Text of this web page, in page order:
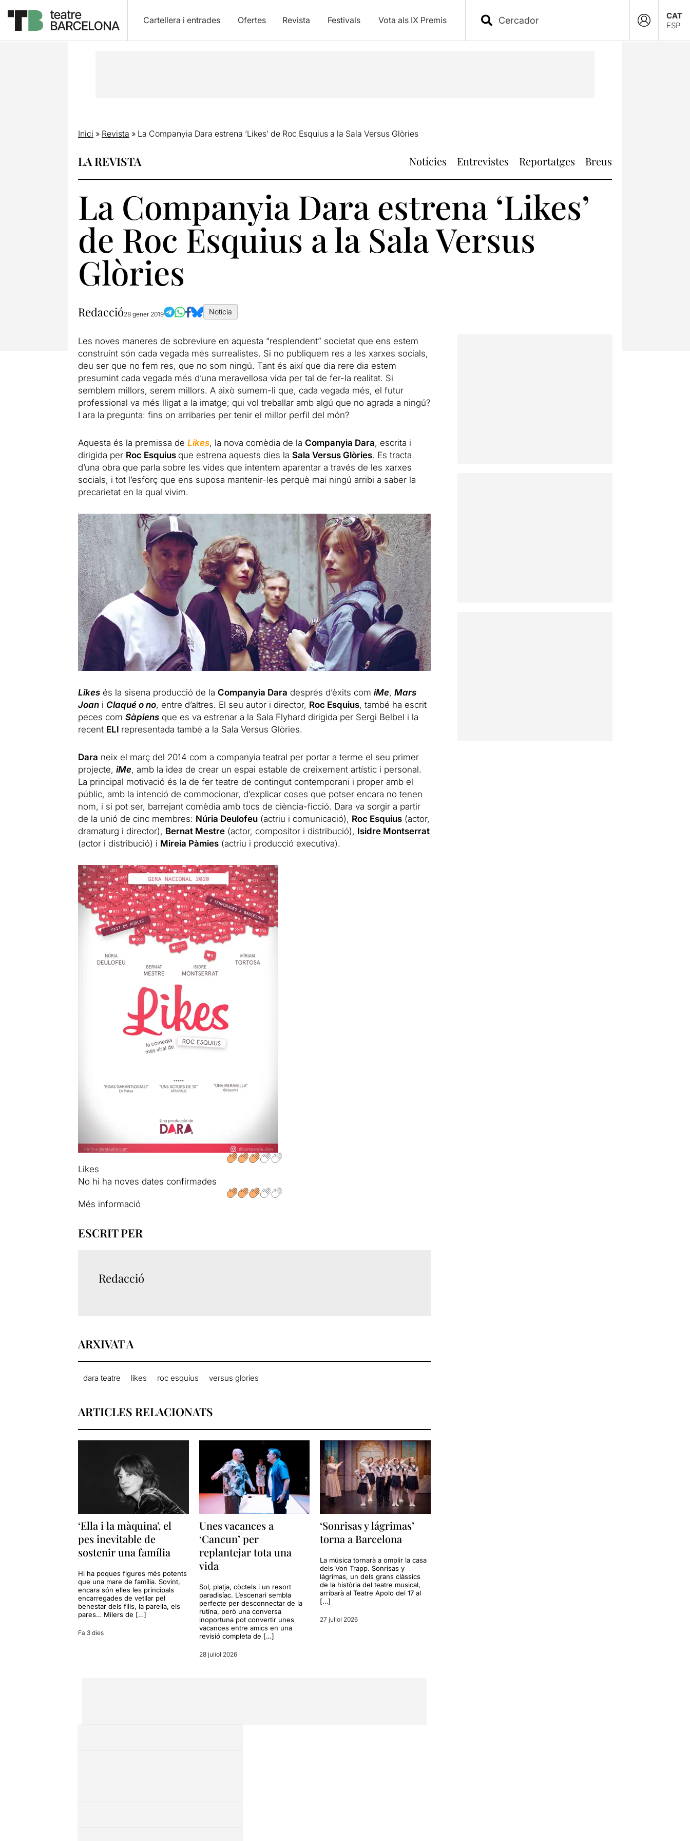
Cartellera i entrades Ofertes Revista Festivals Vota als IX Premis
CAT
ESP
Inici » Revista » La Companyia Dara estrena ‘Likes’ de Roc Esquius a la Sala Versus Glòries
LA REVISTA Notícies Entrevistes Reportatges Breus
La Companyia Dara estrena ‘Likes’
de Roc Esquius a la Sala Versus
Glòries
Redacció28 gener 2019 Notícia
Les noves maneres de sobreviure en aquesta “resplendent” societat que ens estem
construint són cada vegada més surrealistes. Si no publiquem res a les xarxes socials,
deu ser que no fem res, que no som ningú. Tant és així que dia rere dia estem
presumint cada vegada més d’una meravellosa vida per tal de fer-la realitat. Si
semblem millors, serem millors. A això sumem-li que, cada vegada més, el futur
professional va més lligat a la imatge; qui vol treballar amb algú que no agrada a ningú?
I ara la pregunta: fins on arribaries per tenir el millor perfil del món?
Aquesta és la premissa de Likes, la nova comèdia de la Companyia Dara, escrita i
dirigida per Roc Esquius que estrena aquests dies la Sala Versus Glòries. Es tracta
d’una obra que parla sobre les vides que intentem aparentar a través de les xarxes
socials, i tot l’esforç que ens suposa mantenir-les perquè mai ningú arribi a saber la
precarietat en la qual vivim.
Likesés la sisena producció de la Companyia Dara després d’èxits com iMe, Mars
Joani Claqué o no, entre d’altres. El seu autor i director, Roc Esquius, també ha escrit
peces com Sàpiensque es va estrenar a la Sala Flyhard dirigida per Sergi Belbel i la
recent ELI representada també a la Sala Versus Glòries.
Dara neix el març del 2014 com a companyia teatral per portar a terme el seu primer
projecte, iMe, amb la idea de crear un espai estable de creixement artístic i personal.
La principal motivació és la de fer teatre de contingut contemporani i proper amb el
públic, amb la intenció de commocionar, d’explicar coses que potser encara no tenen
nom, i si pot ser, barrejant comèdia amb tocs de ciència-ficció. Dara va sorgir a partir
de la unió de cinc membres: Núria Deulofeu(actriu i comunicació), Roc Esquius(actor,
dramaturg i director), Bernat Mestre(actor, compositor i distribució), Isidre Montserrat
(actor i distribució) i Mireia Pàmies(actriu i producció executiva).
Likes
No hi ha noves dates confirmades
Més informació
ESCRIT PER
Redacció
ARXIVAT A
dara teatre likes roc esquius versus glories
ARTICLES RELACIONATS
‘Ella i la màquina’, el
pes inevitable de
sostenir una família
Hi ha poques figures més potents
que una mare de família. Sovint,
encara són elles les principals
encarregades de vetllar pel
benestar dels fills, la parella, els
pares… Milers de […]
Fa 3 dies
Unes vacances a
‘Cancun’ per
replantejar tota una
vida
Sol, platja, còctels i un resort
paradisíac. L’escenari sembla
perfecte per desconnectar de la
rutina, però una conversa
inoportuna pot convertir unes
vacances entre amics en una
revisió completa de […]
28 juliol 2026
‘Sonrisas y lágrimas’
torna a Barcelona
La música tornarà a omplir la casa
dels Von Trapp. Sonrisas y
lágrimas, un dels grans clàssics
de la història del teatre musical,
arribarà al Teatre Apolo del 17 al
[…]
27 juliol 2026